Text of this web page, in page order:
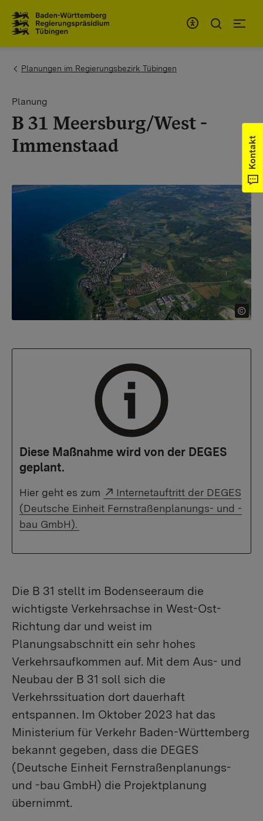
You are here:
Planungen im Regierungsbezirk Tübingen
Planung
B 31 Meersburg/West -
Immenstaad
Diese Maßnahme wird von der DEGES
geplant.
Hier geht es zum Externer Link:
Internetauftritt der DEGES
(Deutsche Einheit Fernstraßenplanungs- und -
bau GmbH).
Die B 31 stellt im Bodenseeraum die
wichtigste Verkehrsachse in West-Ost-
Richtung dar und weist im
Planungsabschnitt ein sehr hohes
Verkehrsaufkommen auf. Mit dem Aus- und
Neubau der B 31 soll sich die
Verkehrssituation dort dauerhaft
entspannen. Im Oktober 2023 hat das
Ministerium für Verkehr Baden-Württemberg
bekannt gegeben, dass die DEGES
(Deutsche Einheit Fernstraßenplanungs-
und -bau GmbH) die Projektplanung
übernimmt.
Kontakt